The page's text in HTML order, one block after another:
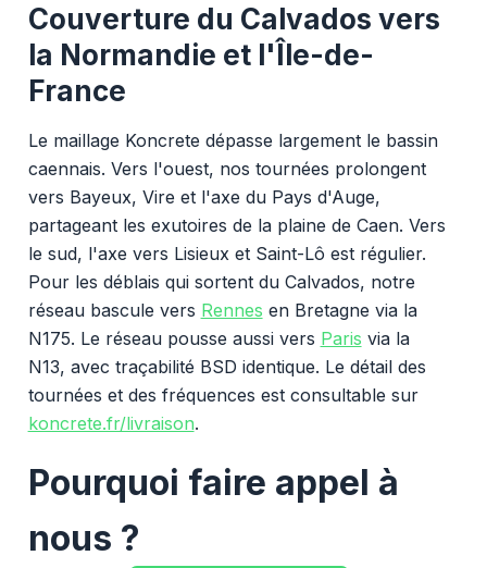
Couverture du Calvados vers
la Normandie et l'Île-de-
France
Le maillage Koncrete dépasse largement le bassin
caennais. Vers l'ouest, nos tournées prolongent
vers Bayeux, Vire et l'axe du Pays d'Auge,
partageant les exutoires de la plaine de Caen. Vers
le sud, l'axe vers Lisieux et Saint-Lô est régulier.
Pour les déblais qui sortent du Calvados, notre
réseau bascule vers Rennes en Bretagne via la
N175. Le réseau pousse aussi vers Paris via la
N13, avec traçabilité BSD identique. Le détail des
tournées et des fréquences est consultable sur
koncrete.fr/livraison.
Pourquoi faire appel à
nous ?